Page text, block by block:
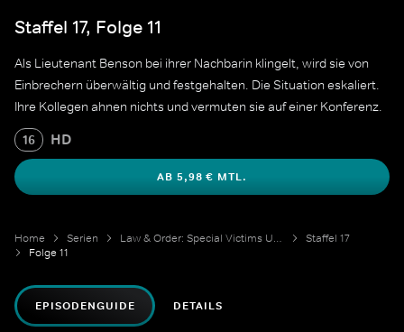
Staffel 17, Folge 11
Als Lieutenant Benson bei ihrer Nachbarin klingelt, wird sie von
Einbrechern überwältig und festgehalten. Die Situation eskaliert.
Ihre Kollegen ahnen nichts und vermuten sie auf einer Konferenz.
16 HD
AB 5,98 € MTL.
Home Serien Law & Order: Special Victims Unit
Staffel 17
Folge 11
EPISODENGUIDE DETAILS